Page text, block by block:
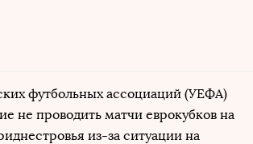
футбольных ассоциаций (УЕФА)
не проводить матчи еврокубков на
из-за ситуации на